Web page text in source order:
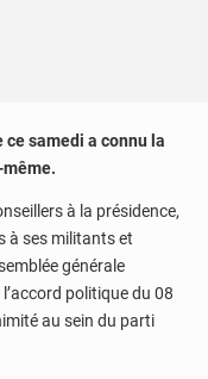
ce samedi a connu la
à la présidence,
à ses militants et
générale
politique du 08
au sein du parti